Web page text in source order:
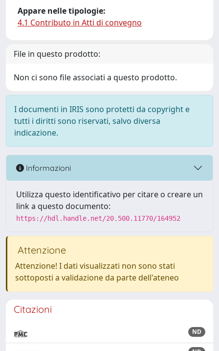
Appare nelle tipologie:
4.1 Contributo in Atti di convegno
File in questo prodotto:
Non ci sono file associati a questo prodotto.
I documenti in IRIS sono protetti da copyright e
tutti i diritti sono riservati, salvo diversa
indicazione.
Informazioni
Utilizza questo identificativo per citare o creare un
link a questo documento:
https://hdl.handle.net/20.500.11770/164952
Attenzione
Attenzione! I dati visualizzati non sono stati
sottoposti a validazione da parte dell'ateneo
Citazioni
ND